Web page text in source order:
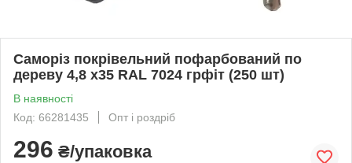
Саморіз покрівельний пофарбований по
дереву 4,8 х35 RAL 7024 грфіт (250 шт)
В наявності
Код: 66281435
Опт і роздріб
296 ₴/упаковка